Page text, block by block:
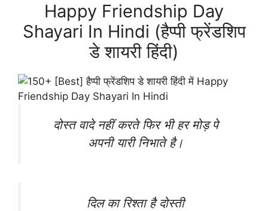
Happy Friendship Day
Shayari In Hindi (हैप्पी फ्रेंडशिप
डे शायरी हिंदी)
दोस्त वादे नहीं करते फिर भी हर मोड़ पे
अपनी यारी निभाते है।
दिल का रिश्ता है दोस्ती